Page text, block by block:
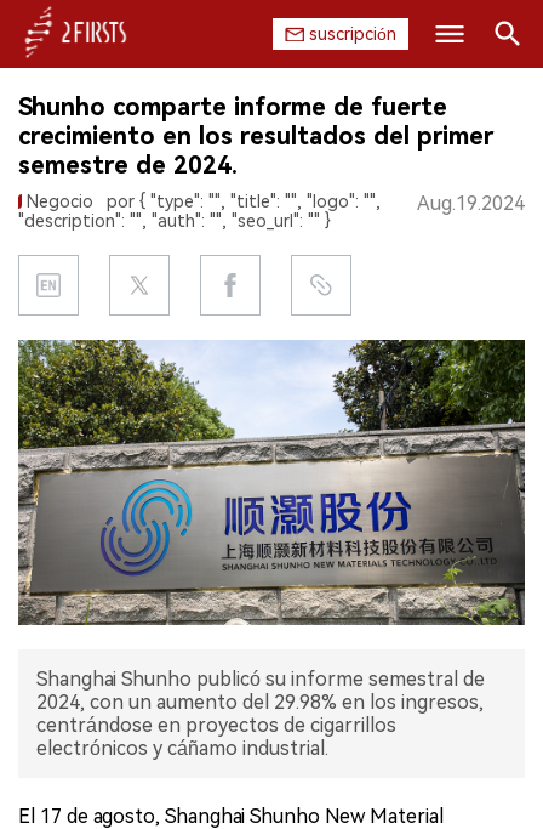
suscripción
INICIO
EMPRESA
REGULACIÓN
CHINA
DATOS
EXPOSICIÓN
ENTREVISTA
Shunho comparte informe de fuerte
crecimiento en los resultados del primer
semestre de 2024.
Negocio
por { "type": "", "title": "", "logo": "",
"description": "", "auth": "", "seo_url": "" }
Aug.19.2024
Shanghai Shunho publicó su informe semestral de
2024, con un aumento del 29.98% en los ingresos,
centrándose en proyectos de cigarrillos
electrónicos y cáñamo industrial.
El 17 de agosto, Shanghai Shunho New Material